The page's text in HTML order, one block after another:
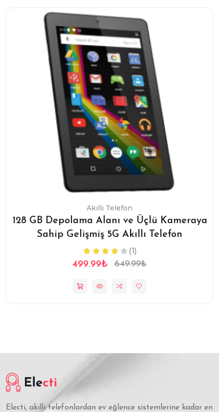
Akıllı Telefon
128 GB Depolama Alanı ve Üçlü Kameraya
Sahip Gelişmiş 5G Akıllı Telefon
(1)
499.99₺ 649.99₺
Electi, akıllı telefonlardan ev eğlence sistemlerine kadar en